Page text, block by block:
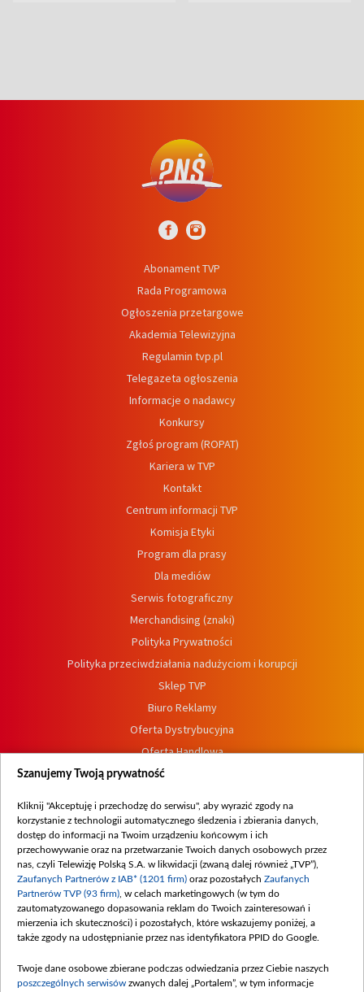
Abonament TVP
Rada Programowa
Ogłoszenia przetargowe
Akademia Telewizyjna
Regulamin tvp.pl
Telegazeta ogłoszenia
Informacje o nadawcy
Konkursy
Zgłoś program (ROPAT)
Kariera w TVP
Kontakt
Centrum informacji TVP
Komisja Etyki
Program dla prasy
Dla mediów
Serwis fotograficzny
Merchandising (znaki)
Polityka Prywatności
Polityka przeciwdziałania nadużyciom i korupcji
Sklep TVP
Biuro Reklamy
Oferta Dystrybucyjna
Oferta Handlowa
Dostępność
Procedura zgłoszeń wewnętrznych
Szanujemy Twoją prywatność
Kliknij "Akceptuję i przechodzę do serwisu", aby wyrazić zgody na
korzystanie z technologii automatycznego śledzenia i zbierania danych,
dostęp do informacji na Twoim urządzeniu końcowym i ich
przechowywanie oraz na przetwarzanie Twoich danych osobowych przez
nas, czyli Telewizję Polską S.A. w likwidacji (zwaną dalej również „TVP”),
Zaufanych Partnerów z IAB* (1201 firm) oraz pozostałych Zaufanych
Partnerów TVP (93 firm) , w celach marketingowych (w tym do
zautomatyzowanego dopasowania reklam do Twoich zainteresowań i
mierzenia ich skuteczności) i pozostałych, które wskazujemy poniżej, a
także zgody na udostępnianie przez nas identyfikatora PPID do Google.
Twoje dane osobowe zbierane podczas odwiedzania przez Ciebie naszych
poszczególnych serwisów zwanych dalej „Portalem”, w tym informacje